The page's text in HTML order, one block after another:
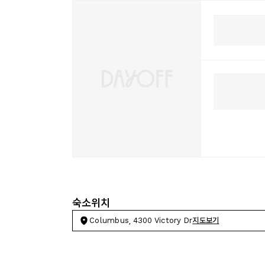
숙소위치
Columbus, 4300 Victory Dr지도보기